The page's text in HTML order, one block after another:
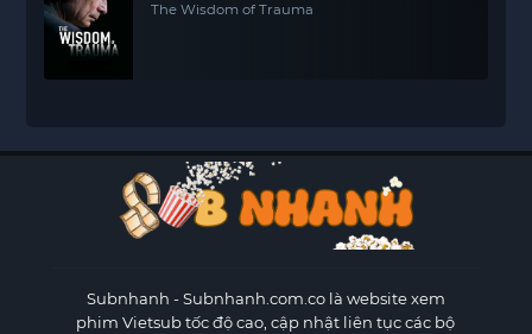
The Wisdom of Trauma
Subnhanh - Subnhanh.com.co là website xem
phim Vietsub tốc độ cao, cập nhật liên tục các bộ